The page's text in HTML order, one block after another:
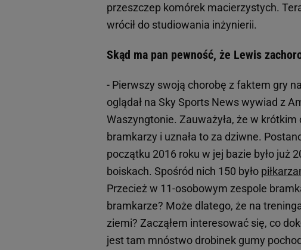
przeszczep komórek macierzystych.
wrócił do studiowania inżynierii.
Skąd ma pan pewność, że Lewis
- Pierwszy swoją chorobę z faktem gry
oglądał na Sky Sports News wywiad z
Waszyngtonie. Zauważyła, że w
bramkarzy i uznała to za dziwne.
początku 2016 roku w jej bazie było już
boiskach. Spośród nich 150 było
Przecież w 11-osobowym zespole
bramkarze? Może dlatego, że na
ziemi? Zacząłem interesować się, co
jest tam mnóstwo drobinek gumy